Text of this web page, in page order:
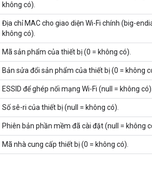
không có).
Địa chỉ MAC cho giao diện Wi-Fi chính (big-
không có).
Mã sản phẩm của thiết bị (0 = không có).
Bản sửa đổi sản phẩm của thiết bị (0 = không
ESSID để ghép nối mạng Wi-Fi (null = không có).
Số sê-ri của thiết bị (null = không có).
Phiên bản phần mềm đã cài đặt (null = không
Mã nhà cung cấp thiết bị (0 = không có).